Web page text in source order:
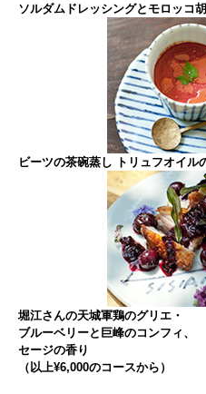
ソルダムドレッシングとモロッコ
ビーツの茶碗蒸し トリュフオイル
堀江さんの天城軍鶏のグリエ・
ブルーベリーと巨峰のコンフィ、
セージの香り
（以上¥6,000のコースから）